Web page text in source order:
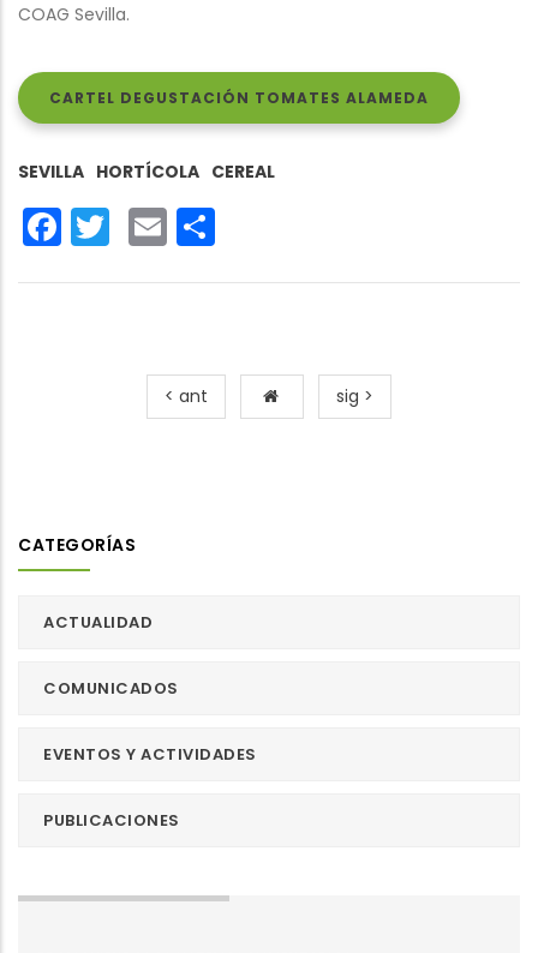
COAG Sevilla.
CARTEL DEGUSTACIÓN TOMATES ALAMEDA
SEVILLA HORTÍCOLA CEREAL
Facebook
Twitter
Email
< ant sig >
CATEGORÍAS
ACTUALIDAD
COMUNICADOS
EVENTOS Y ACTIVIDADES
PUBLICACIONES